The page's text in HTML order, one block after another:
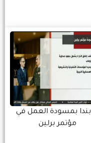
11 بندا بمسودة العمل في
مؤتمر برلين